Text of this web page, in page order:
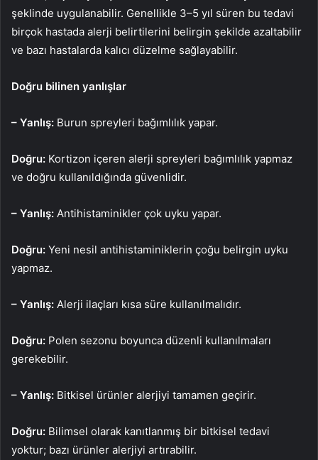
şeklinde uygulanabilir. Genellikle 3–5 yıl süren bu tedavi
birçok hastada alerji belirtilerini belirgin şekilde azaltabilir
ve bazı hastalarda kalıcı düzelme sağlayabilir.
Doğru bilinen yanlışlar
– Yanlış: Burun spreyleri bağımlılık yapar.
Doğru: Kortizon içeren alerji spreyleri bağımlılık yapmaz
ve doğru kullanıldığında güvenlidir.
– Yanlış: Antihistaminikler çok uyku yapar.
Doğru: Yeni nesil antihistaminiklerin çoğu belirgin uyku
yapmaz.
– Yanlış: Alerji ilaçları kısa süre kullanılmalıdır.
Doğru: Polen sezonu boyunca düzenli kullanılmaları
gerekebilir.
– Yanlış: Bitkisel ürünler alerjiyi tamamen geçirir.
Doğru: Bilimsel olarak kanıtlanmış bir bitkisel tedavi
yoktur; bazı ürünler alerjiyi artırabilir.